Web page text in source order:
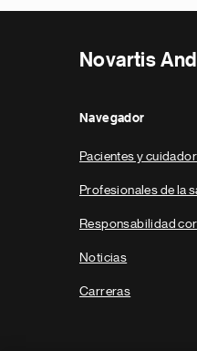
Novartis
Navegador
Pacientes y
Profesionales de la
Responsabilidad
Noticias
Carreras